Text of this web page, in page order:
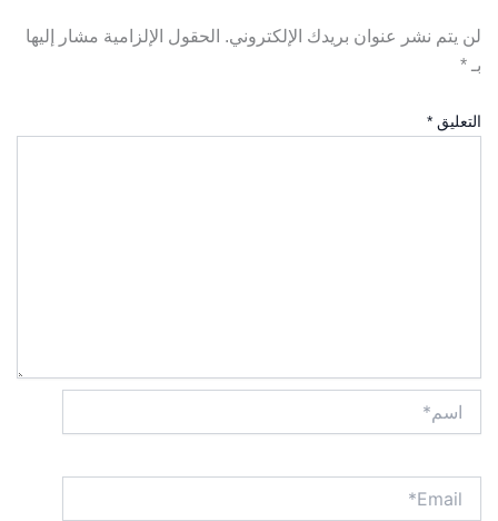
لن يتم نشر عنوان بريدك الإلكتروني. الحقول الإلزامية مشار إليها
بـ *
التعليق *